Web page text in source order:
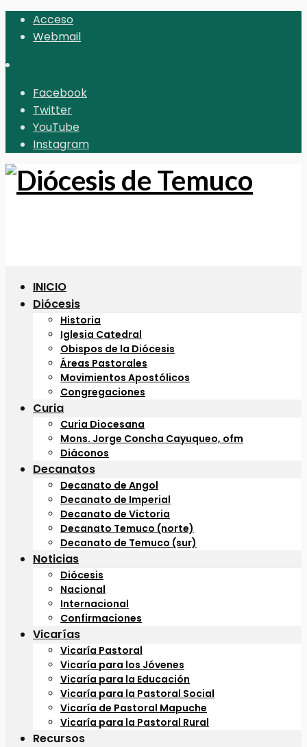
Acceso
Webmail
Facebook
Twitter
YouTube
Instagram
INICIO
Diócesis
Historia
Iglesia Catedral
Obispos de la Diócesis
Áreas Pastorales
Movimientos Apostólicos
Congregaciones
Curia
Curia Diocesana
Mons. Jorge Concha Cayuqueo, ofm
Diáconos
Decanatos
Decanato de Angol
Decanato de Imperial
Decanato de Victoria
Decanato Temuco (norte)
Decanato de Temuco (sur)
Noticias
Diócesis
Nacional
Internacional
Confirmaciones
Vicarías
Vicaría Pastoral
Vicaría para los Jóvenes
Vicaría para la Educación
Vicaría para la Pastoral Social
Vicaría de Pastoral Mapuche
Vicaría para la Pastoral Rural
Recursos